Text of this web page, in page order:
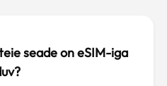
seade on eSIM-iga